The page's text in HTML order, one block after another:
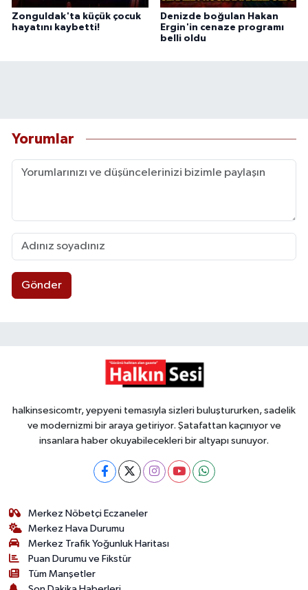
Zonguldak'ta küçük çocuk
hayatını kaybetti!
Denizde boğulan Hakan
Ergin'in cenaze programı
belli oldu
Yorumlar
Gönder
halkinsesicomtr, yepyeni temasıyla sizleri buluştururken, sadelik
ve modernizmi bir araya getiriyor. Şatafattan kaçınıyor ve
insanlara haber okuyabilecekleri bir altyapı sunuyor.
Merkez Nöbetçi Eczaneler
Merkez Hava Durumu
Merkez Trafik Yoğunluk Haritası
Puan Durumu ve Fikstür
Tüm Manşetler